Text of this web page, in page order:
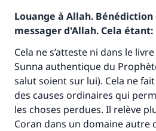
Louange à Allah.
messager d'Allah. Cela étant:
Cela ne s’atteste ni dans le
Sunna authentique du
salut soient sur lui). Cela ne
des causes ordinaires qui
les choses perdues. Il relève
Coran dans un domaine autre